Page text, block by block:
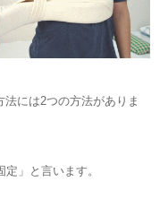
法には2つの方法がありま
」と言います。